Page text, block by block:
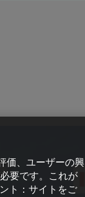
価、ユーザーの興
要です。これが
ト：サイトをご